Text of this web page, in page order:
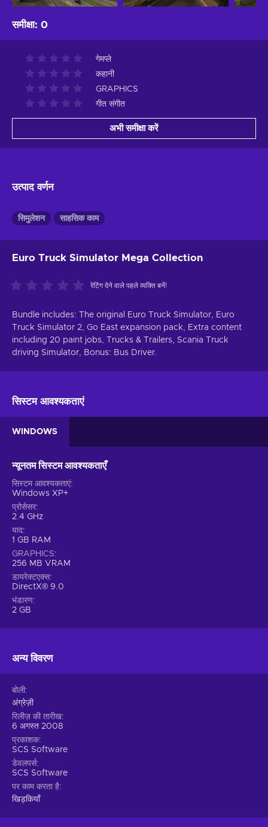
समीक्षा: 0
गेमप्ले
कहानी
GRAPHICS
गीत संगीत
अभी समीक्षा करें
उत्पाद वर्णन
सिमुलेशन साहसिक काम
Euro Truck Simulator Mega Collection
रेटिंग देने वाले पहले व्यक्ति बनें!
Bundle includes: The original Euro Truck Simulator, Euro
Truck Simulator 2, Go East expansion pack, Extra content
including 20 paint jobs, Trucks & Trailers, Scania Truck
driving Simulator, Bonus: Bus Driver.
सिस्टम आवश्यकताएं
WINDOWS
न्यूनतम सिस्टम आवश्यकताएँ
सिस्टम आवश्यकताएं
Windows XP+
प्रोसेसर
2.4 GHz
याद
1 GB RAM
GRAPHICS
256 MB VRAM
डायरेक्टएक्स
DirectX® 9.0
भंडारण
2 GB
अन्य विवरण
बोली
अंग्रेज़ी
रिलीज़ की तारीख
6 अगस्त 2008
प्रकाशक
SCS Software
डेवलपर्स
SCS Software
पर काम करता है
खिड़कियाँ